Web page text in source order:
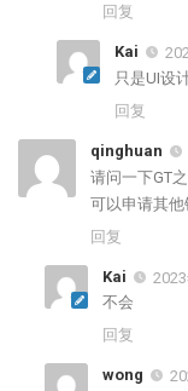
回复
Kai
只是UI设
回复
qinghuan
请问一下GT
可以申请其他
回复
Kai
不会
回复
wong